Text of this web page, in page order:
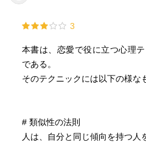
3
本書は、恋愛で役に立つ心理
である。
そのテクニックには以下の様な
# 類似性の法則
人は、自分と同じ傾向を持つ人